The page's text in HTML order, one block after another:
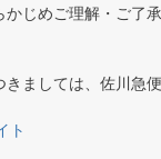
かじめご理解・ご了
きましては、佐川急
ト